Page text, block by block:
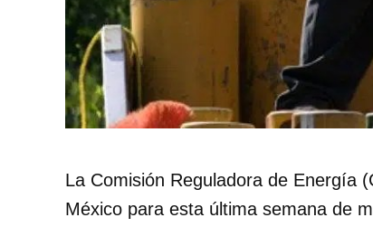
La Comisión Reguladora de Energía
México para esta última semana de